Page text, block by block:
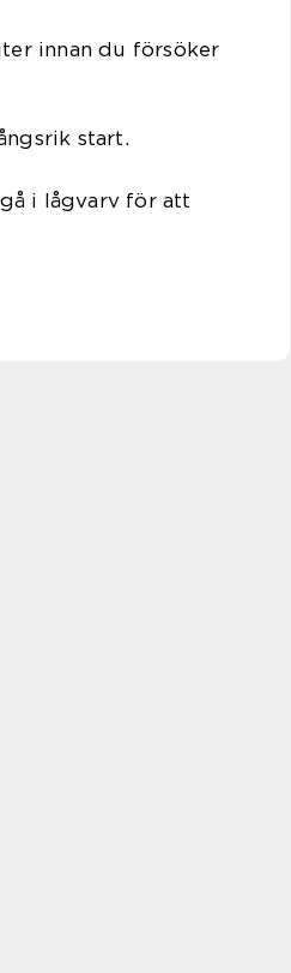
innan du försöker
start.
i lågvarv för att